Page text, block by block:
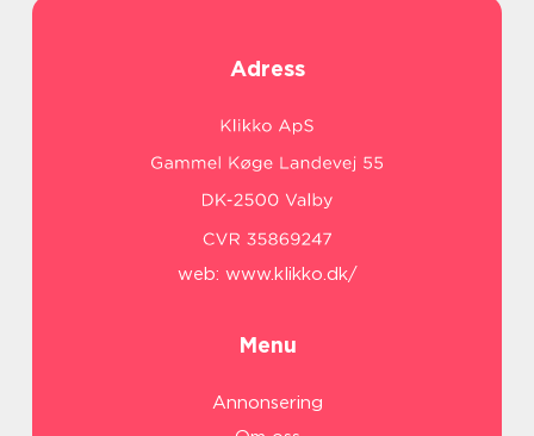
Adress
web: www.klikko.dk/
Menu
Annonsering